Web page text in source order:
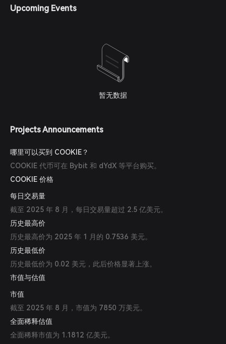
Upcoming Events
暂无数据
Projects Announcements
哪里可以买到 COOKIE？
COOKIE 代币可在 Bybit 和 dYdX 等平台购买。
COOKIE 价格
每日交易量
截至 2025 年 8 月，每日交易量超过 2.5 亿美元。
历史最高价
历史最高价为 2025 年 1 月的 0.7536 美元。
历史最低价
历史最低价为 0.02 美元，此后价格显著上涨。
市值与估值
市值
截至 2025 年 8 月，市值为 7850 万美元。
全面稀释估值
全面稀释市值为 1.1812 亿美元。